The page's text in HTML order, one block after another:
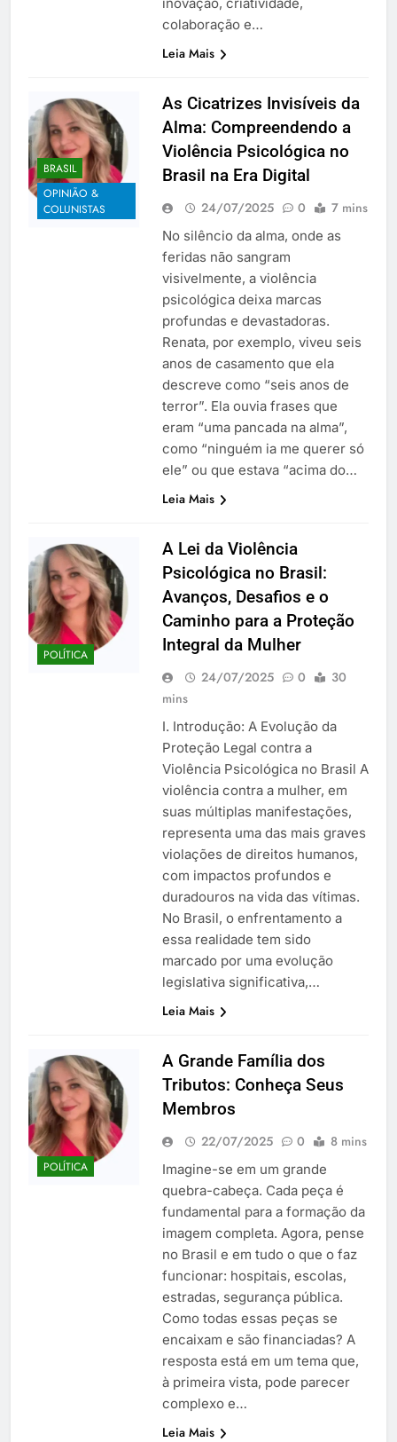
colaboração e…
Leia Mais
BRASIL
OPINIÃO &
COLUNISTAS
As Cicatrizes Invisíveis da
Alma: Compreendendo a
Violência Psicológica no
Brasil na Era Digital
24/07/2025 0 7 mins
No silêncio da alma, onde as
feridas não sangram
visivelmente, a violência
psicológica deixa marcas
profundas e devastadoras.
Renata, por exemplo, viveu seis
anos de casamento que ela
descreve como “seis anos de
terror”. Ela ouvia frases que
eram “uma pancada na alma”,
como “ninguém ia me querer só
ele” ou que estava “acima do…
Leia Mais
POLÍTICA
A Lei da Violência
Psicológica no Brasil:
Avanços, Desafios e o
Caminho para a Proteção
Integral da Mulher
24/07/2025 0
30
mins
I. Introdução: A Evolução da
Proteção Legal contra a
Violência Psicológica no Brasil A
violência contra a mulher, em
suas múltiplas manifestações,
representa uma das mais graves
violações de direitos humanos,
com impactos profundos e
duradouros na vida das vítimas.
No Brasil, o enfrentamento a
essa realidade tem sido
marcado por uma evolução
legislativa significativa,…
Leia Mais
POLÍTICA
A Grande Família dos
Tributos: Conheça Seus
Membros
22/07/2025 0 8 mins
Imagine-se em um grande
quebra-cabeça. Cada peça é
fundamental para a formação da
imagem completa. Agora, pense
no Brasil e em tudo o que o faz
funcionar: hospitais, escolas,
estradas, segurança pública.
Como todas essas peças se
encaixam e são financiadas? A
resposta está em um tema que,
à primeira vista, pode parecer
complexo e…
Leia Mais